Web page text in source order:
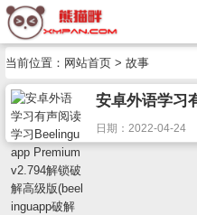
当前位置： 网站首页 > 故事
日期：2022-04-24